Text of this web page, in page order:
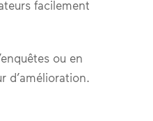
facilement
ou en
d’amélioration.